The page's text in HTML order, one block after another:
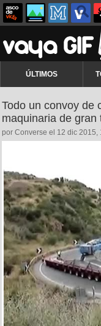
ÚLTIMOS
Todo un convoy de
maquinaria de
por Converse el 12 dic 2015,